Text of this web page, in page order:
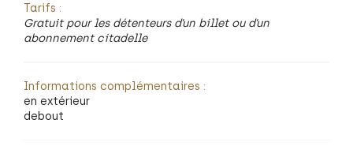
Tarifs :
Gratuit pour les détenteurs d’un billet ou d’un
abonnement citadelle
Informations complémentaires :
en extérieur
debout